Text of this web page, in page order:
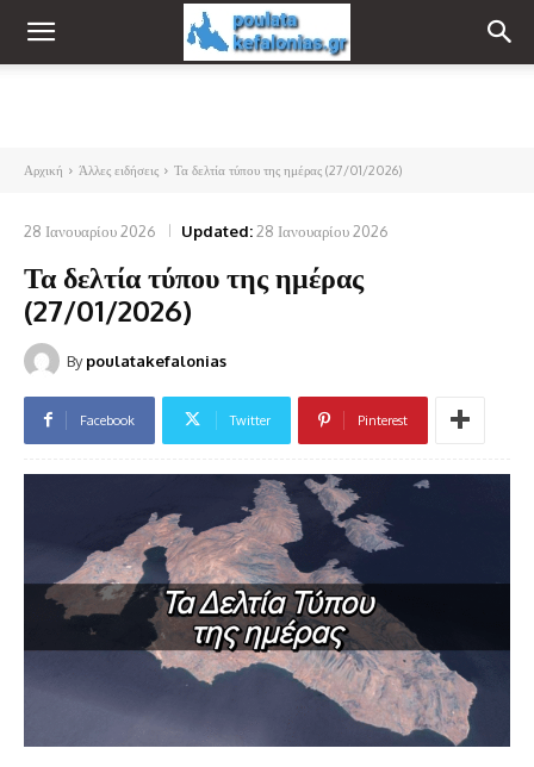
Αρχική Άλλες ειδήσεις Τα δελτία τύπου της ημέρας (27/01/2026)
28 Ιανουαρίου 2026 Updated:28 Ιανουαρίου 2026
Τα δελτία τύπου της ημέρας
(27/01/2026)
By poulatakefalonias
Facebook Twitter Pinterest